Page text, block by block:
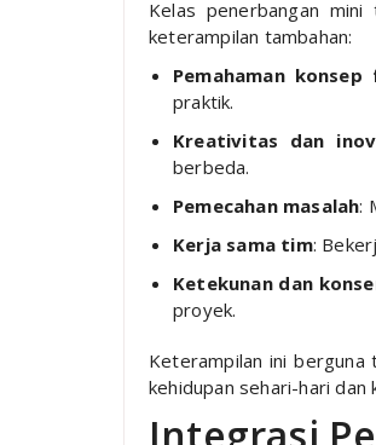
Kelas penerbangan
keterampilan tambahan:
Pemahaman
praktik.
Kreativitas dan
berbeda.
Pemecahan masalah:
Kerja sama tim:
Ketekunan dan
proyek.
Keterampilan ini berguna
kehidupan sehari-hari dan
Integrasi